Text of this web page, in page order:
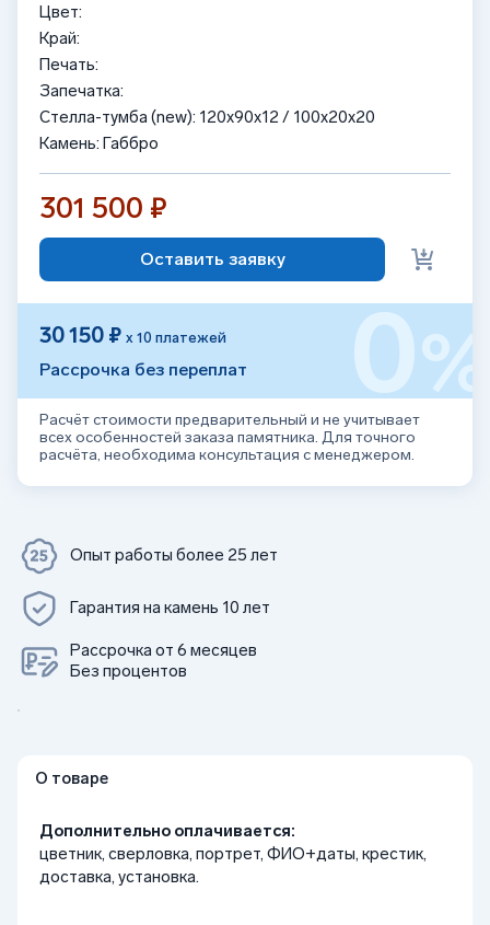
Цвет:
Край:
Печать:
Запечатка:
Стелла-тумба (new): 120x90x12 / 100x20x20
Камень: Габбро
301 500 ₽
Оставить заявку
30 150 ₽ х 10 платежей
Рассрочка без переплат 0%
Расчёт стоимости предварительный и не учитывает
всех особенностей заказа памятника. Для точного
расчёта, необходима консультация с менеджером.
Опыт работы более 25 лет
Гарантия на камень 10 лет
Рассрочка от 6 месяцев
Без процентов
О товаре
Дополнительно оплачивается:
цветник, сверловка, портрет, ФИО+даты, крестик,
доставка, установка.